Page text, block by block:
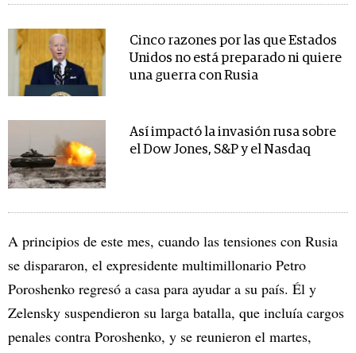
Cinco razones por las que Estados
Unidos no está preparado ni quiere
una guerra con Rusia
Así impactó la invasión rusa sobre
el Dow Jones, S&P y el Nasdaq
A principios de este mes, cuando las tensiones con Rusia
se dispararon, el expresidente multimillonario Petro
Poroshenko regresó a casa para ayudar a su país. Él y
Zelensky suspendieron su larga batalla, que incluía cargos
penales contra Poroshenko, y se reunieron el martes,